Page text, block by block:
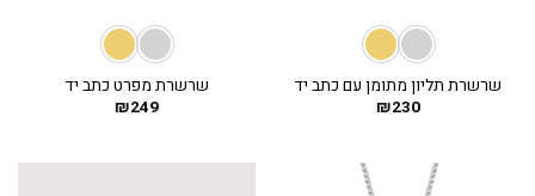
שרשרת תליון מתומן עם כתב יד
₪230
שרשרת מפרט כתב יד
₪249